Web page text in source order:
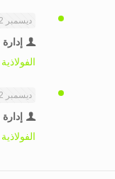
ديسمبر 2, 2023
إدارة
الفولاذية
ديسمبر 2, 2023
إدارة
الفولاذية